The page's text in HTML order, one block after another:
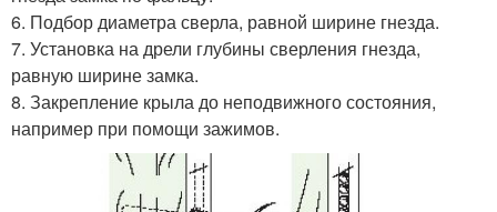
6. Подбор диаметра сверла, равной ширине гнезда.
7. Установка на дрели глубины сверления гнезда,
равную ширине замка.
8. Закрепление крыла до неподвижного состояния,
например при помощи зажимов.